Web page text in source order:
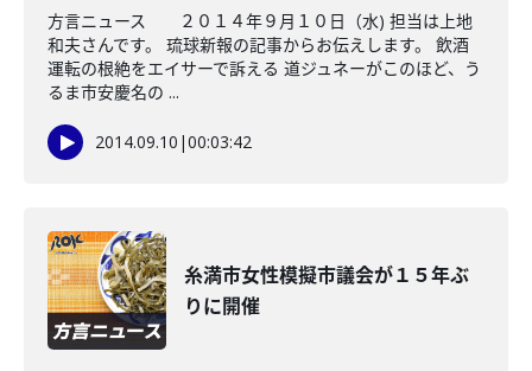
方言ニュース ２０１４年９月１０日（水) 担当は上地
和夫さんです。 琉球新報の記事からお伝えします。 飲酒
運転の根絶をエイサーで訴える 道ジュネーがこのほど、う
るま市安慶名の ...
2014.09.10 |00:03:42
糸満市女性模擬市議会が１５年ぶ
りに開催